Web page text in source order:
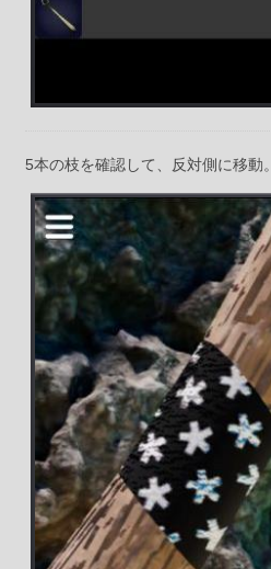
5本の枝を確認して、反対側に移動。